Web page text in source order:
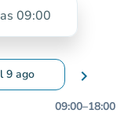
09:00
9 agocambiar las
chevron_right
09:00–18:00